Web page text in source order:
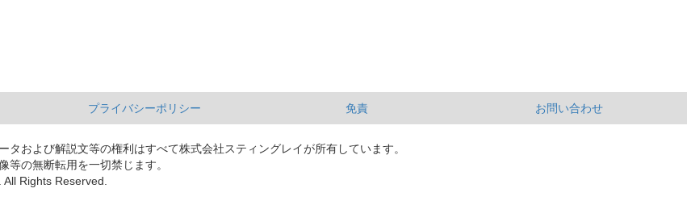
プライバシーポリシー 免責 お問い合わせ
タおよび解説文等の権利はすべて株式会社スティングレイが所有しています。
等の無断転用を一切禁じます。
Rights Reserved.